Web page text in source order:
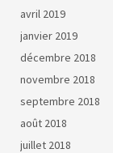
avril 2019
janvier 2019
décembre 2018
novembre 2018
septembre 2018
août 2018
juillet 2018